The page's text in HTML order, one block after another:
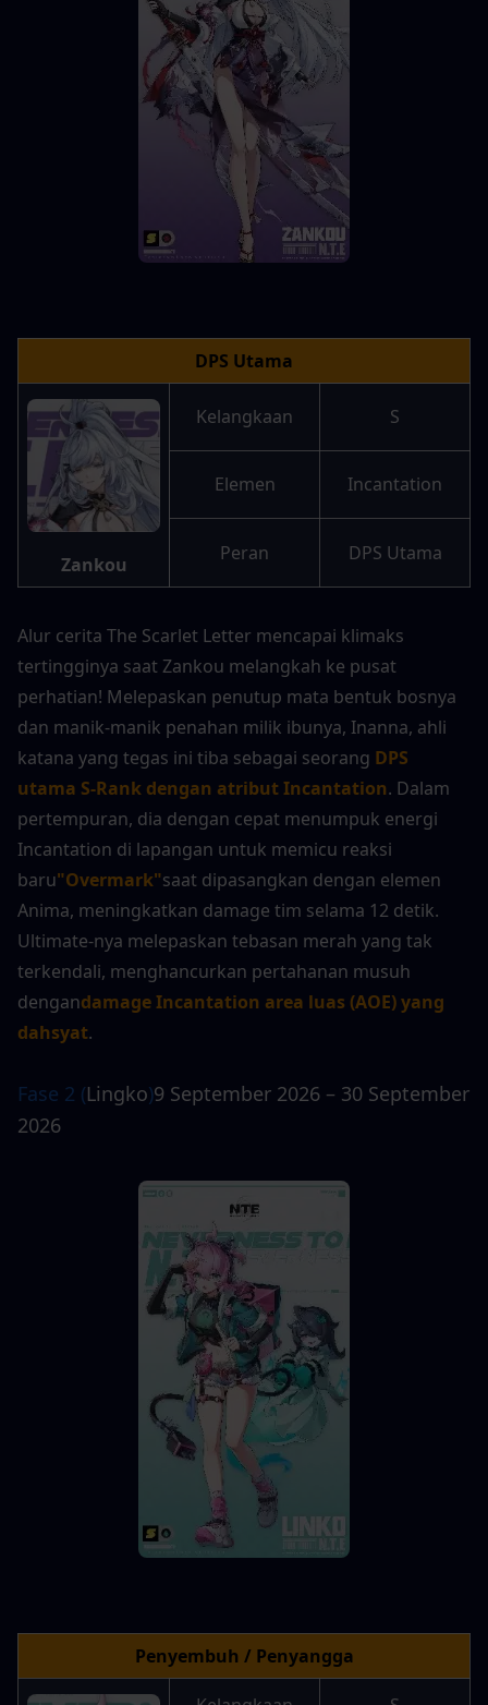
DPS Utama
Zankou
Kelangkaan S
Elemen Incantation
Peran DPS Utama
Alur cerita The Scarlet Letter mencapai klimaks
tertingginya saat Zankou melangkah ke pusat
perhatian! Melepaskan penutup mata bentuk bosnya
dan manik-manik penahan milik ibunya, Inanna, ahli
katana yang tegas ini tiba sebagai seorang DPS
utama S-Rank dengan atribut Incantation. Dalam
pertempuran, dia dengan cepat menumpuk energi
Incantation di lapangan untuk memicu reaksi
baru"Overmark"saat dipasangkan dengan elemen
Anima, meningkatkan damage tim selama 12 detik.
Ultimate-nya melepaskan tebasan merah yang tak
terkendali, menghancurkan pertahanan musuh
dengandamage Incantation area luas (AOE) yang
dahsyat.
Fase 2 (Lingko)9 September 2026 – 30 September
2026
Penyembuh / Penyangga